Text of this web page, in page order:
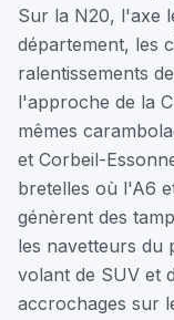
Sur la N20, l'axe
département, les
ralentissements
l'approche de la
mêmes
et Corbeil-
bretelles où l'A6
génèrent des
les navetteurs du
volant de SUV et
accrochages sur